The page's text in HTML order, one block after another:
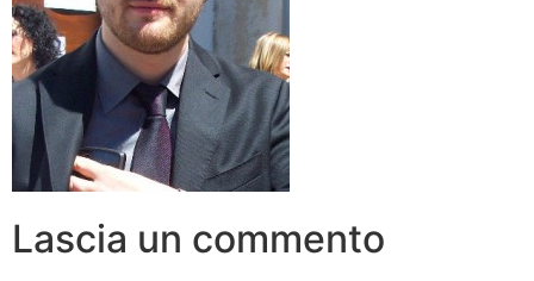
Lascia un commento